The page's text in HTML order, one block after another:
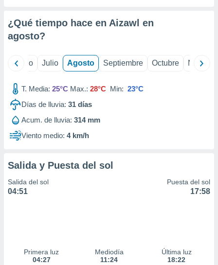
e
de
¿Qué tiempo hace en Aizawl en
agosto?
Junio Julio Agosto Septiembre Octubre
T. Media: 25°C Max.: 28°C Min: 23°C
Días de lluvia: 31 días
Acum. de lluvia: 314 mm
Viento medio: 4 km/h
Salida y Puesta del sol
Salida del sol
04:51
Puesta del sol
17:58
Primera luz
04:27
Mediodía
11:24
Última luz
18:22